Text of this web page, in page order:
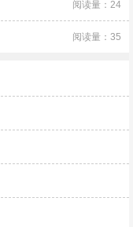
阅读量：24
阅读量：35